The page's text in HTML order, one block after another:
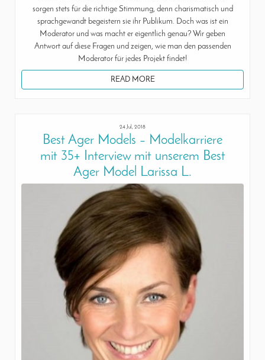
sorgen stets für die richtige Stimmung, denn charismatisch und
sprachgewandt begeistern sie ihr Publikum. Doch was ist ein
Moderator und was macht er eigentlich genau? Wir geben
Antwort auf diese Fragen und zeigen, wie man den passenden
Moderator für jedes Projekt findet!
READ MORE
24 Jul, 2018
Best Ager Models – Modelkarriere
mit 35+ Interview mit unserem Best
Ager Model Larissa L.